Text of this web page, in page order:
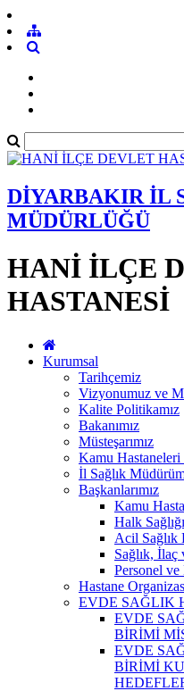
DİYARBAKIR İL
MÜDÜRLÜĞÜ
HANİ İLÇE
HASTANESİ
Kurumsal
Tarihçemiz
Vizyonumuz ve
Kalite Politikamız
Bakanımız
Müsteşarımız
Kamu
İl Sağlık
Başkanlarımız
Kamu
Halk
Acil Sağlık
Sağlık, İlaç
Personel ve
Hastane
EVDE SAĞLIK
EVDE
BİRİMİ
EVDE
BİRİMİ